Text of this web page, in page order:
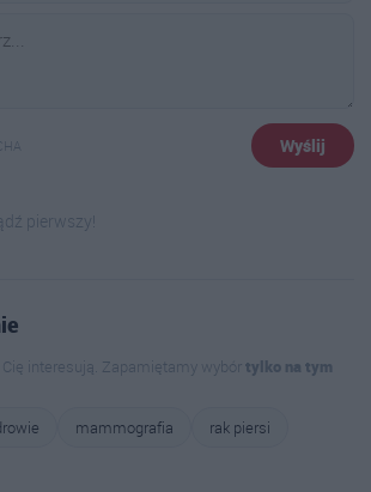
Wyślij
pierwszy!
interesują. Zapamiętamy wybórtylko na tym
mammografia
rak piersi